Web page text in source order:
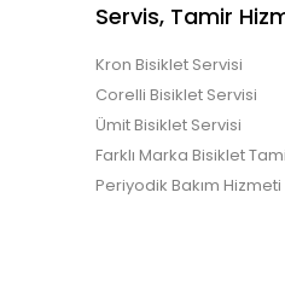
Servis, Tamir
Kron Bisiklet Servisi
Corelli Bisiklet Servisi
Ümit Bisiklet Servisi
Farklı Marka Bisiklet
Periyodik Bakım Hizmeti